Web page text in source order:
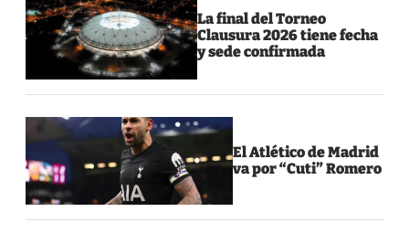
La final del Torneo
Clausura 2026 tiene fecha
y sede confirmada
El Atlético de Madrid
va por “Cuti” Romero